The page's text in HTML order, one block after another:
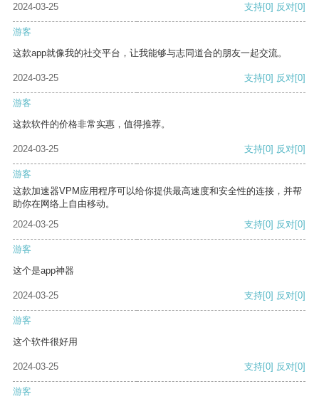
2024-03-25 支持[0] 反对[0]
游客
这款app就像我的社交平台，让我能够与志同道合的朋友一起交流。
2024-03-25 支持[0] 反对[0]
游客
这款软件的价格非常实惠，值得推荐。
2024-03-25 支持[0] 反对[0]
游客
这款加速器VPM应用程序可以给你提供最高速度和安全性的连接，并帮
助你在网络上自由移动。
2024-03-25
支持[0] 反对[0]
游客
这个是app神器
2024-03-25 支持[0] 反对[0]
游客
这个软件很好用
2024-03-25 支持[0] 反对[0]
游客